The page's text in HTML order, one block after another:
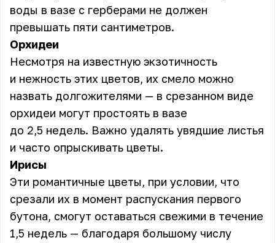
воды в вазе с герберами не должен
превышать пяти сантиметров.
Орхидеи
Несмотря на известную экзотичность
и нежность этих цветов, их смело можно
назвать долгожителями — в срезанном виде
орхидеи могут простоять в вазе
до 2,5 недель. Важно удалять увядшие листья
и часто опрыскивать цветы.
Ирисы
Эти романтичные цветы, при условии, что
срезали их в момент распускания первого
бутона, смогут оставаться свежими в течение
1,5 недель — благодаря большому числу